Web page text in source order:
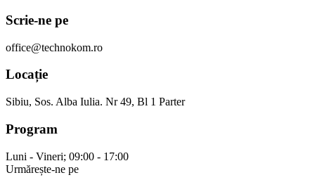
Scrie-ne pe
office@technokom.ro
Locație
Sibiu, Sos. Alba Iulia. Nr 49, Bl 1 Parter
Program
Luni - Vineri; 09:00 - 17:00
Urmărește-ne pe